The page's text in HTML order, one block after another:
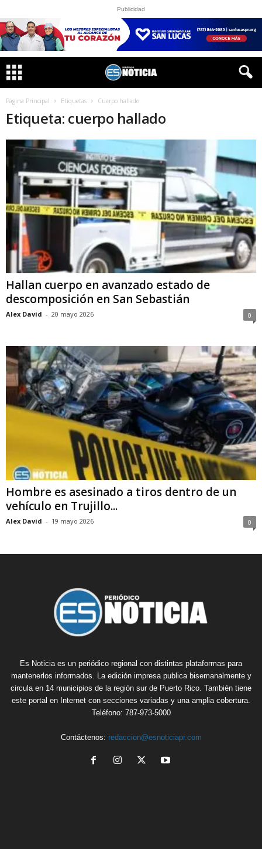
Publicidad
Página Principal Etiquetas Cuerpo hallado
Etiqueta: cuerpo hallado
Hallan cuerpo en avanzado estado de
descomposición en San Sebastián
Alex David - 20 mayo 2026 0
Hombre es asesinado a tiros dentro de un
vehículo en Trujillo...
Alex David - 19 mayo 2026 0
Es Noticia es un periódico regional con distintas plataformas para
mantenerlos informados. La edición impresa publica bisemanalmente y
circula en 14 municipios de la región sur de Puerto Rico. También tiene
este portal en Internet con secciones variadas y una amplia cobertura.
Teléfono: 787-973-5000
Contáctenos: redaccion@esnoticiapr.com